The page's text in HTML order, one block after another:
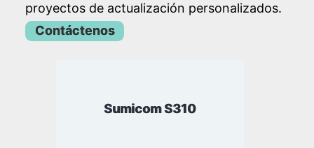
proyectos de actualización personalizados.
Contáctenos
Sumicom S310